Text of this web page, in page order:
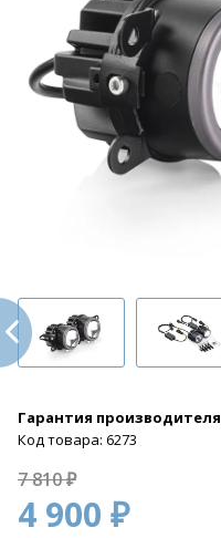
Гарантия производителя
Код товара: 6273
7 810 ₽
4 900 ₽